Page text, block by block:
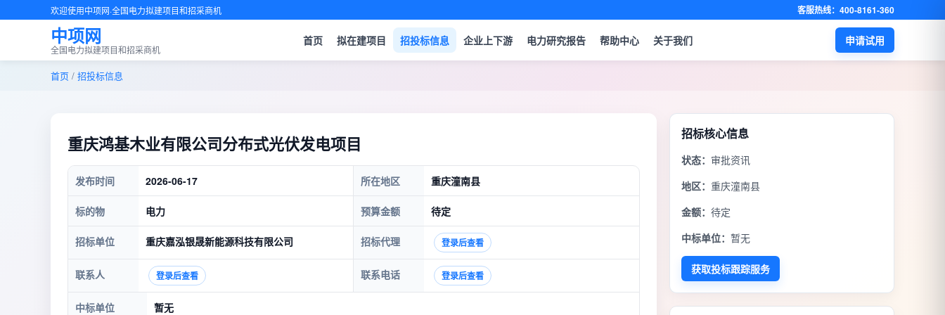
欢迎使用中项网·全国电力拟建项目和招采商机 客服热线：400-8161-360
中项网
全国电力拟建项目和招采商机
首页 拟在建项目 招投标信息 企业上下游 电力研究报告 帮助中心 关于我们 申请试用
首页 / 招投标信息
重庆鸿基木业有限公司分布式光伏发电项目
发布时间 2026-06-17 所在地区 重庆潼南县
标的物 电力 预算金额 待定
招标单位 重庆嘉泓银晟新能源科技有限公司 招标代理 登录后查看
联系人 登录后查看 联系电话 登录后查看
中标单位 暂无
招标核心信息
状态： 审批资讯
地区： 重庆潼南县
金额： 待定
中标单位： 暂无
获取投标跟踪服务